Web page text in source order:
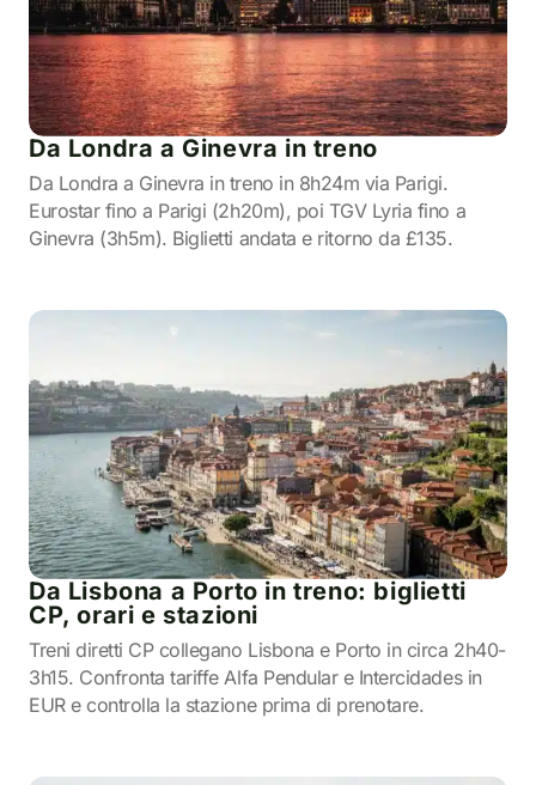
Da Londra a Ginevra in treno
Da Londra a Ginevra in treno in 8h24m via Parigi.
Eurostar fino a Parigi (2h20m), poi TGV Lyria fino a
Ginevra (3h5m). Biglietti andata e ritorno da £135.
Da Lisbona a Porto in treno: biglietti
CP, orari e stazioni
Treni diretti CP collegano Lisbona e Porto in circa 2h40-
3h15. Confronta tariffe Alfa Pendular e Intercidades in
EUR e controlla la stazione prima di prenotare.